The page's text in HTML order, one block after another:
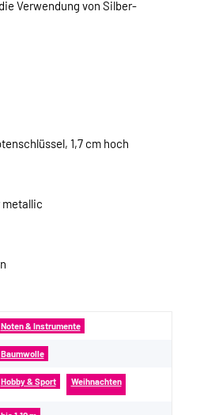
Verwendung von Silber-
1,7 cm hoch
Noten & Instrumente
Baumwolle
Hobby & Sport Weihnachten